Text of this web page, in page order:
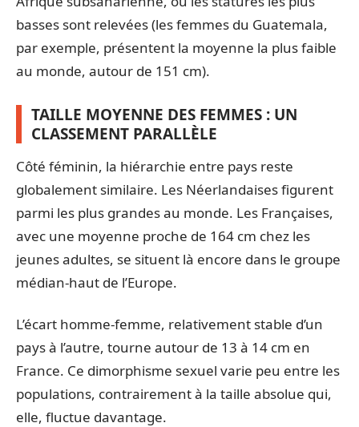
basses sont relevées (les femmes du Guatemala,
par exemple, présentent la moyenne la plus faible
au monde, autour de 151 cm).
TAILLE MOYENNE DES FEMMES : UN
CLASSEMENT PARALLÈLE
Côté féminin, la hiérarchie entre pays reste
globalement similaire. Les Néerlandaises figurent
parmi les plus grandes au monde. Les Françaises,
avec une moyenne proche de 164 cm chez les
jeunes adultes, se situent là encore dans le groupe
médian-haut de l’Europe.
L’écart homme-femme, relativement stable d’un
pays à l’autre, tourne autour de 13 à 14 cm en
France. Ce dimorphisme sexuel varie peu entre les
populations, contrairement à la taille absolue qui,
elle, fluctue davantage.